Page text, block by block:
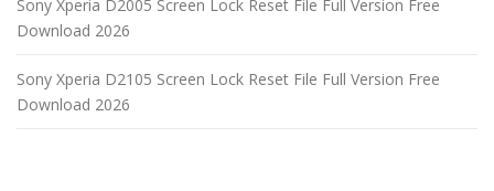
Sony Xperia D2005 Screen Lock Reset File Full Version Free
Download 2026
Sony Xperia D2105 Screen Lock Reset File Full Version Free
Download 2026